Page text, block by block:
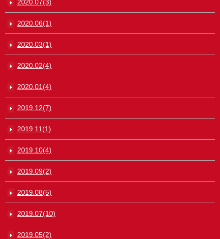
2020.07(3)
2020.06(1)
2020.03(1)
2020.02(4)
2020.01(4)
2019.12(7)
2019.11(1)
2019.10(4)
2019.09(2)
2019.08(5)
2019.07(10)
2019.05(2)